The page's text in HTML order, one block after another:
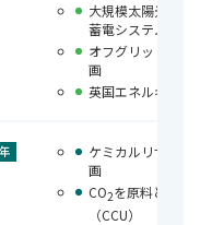
大規模太陽光発電
蓄電システムの導入
オフグリッド分散
画
英国エネルギー革
ケミカルリサイク
画
CO2を原料とするパ
（CCU）